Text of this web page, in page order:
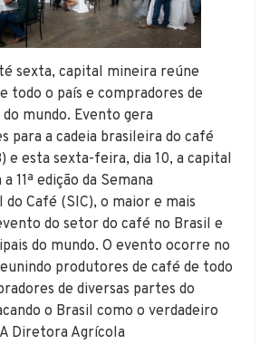
sexta, capital mineira reúne
todo o país e compradores de
mundo. Evento gera
para a cadeia brasileira do café
e esta sexta-feira, dia 10, a capital
11ª edição da Semana
Café (SIC), o maior e mais
do setor do café no Brasil e
do mundo. O evento ocorre no
produtores de café de todo
de diversas partes do
o Brasil como o verdadeiro
Diretora Agrícola